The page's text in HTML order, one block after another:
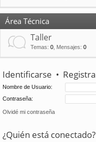
Área Técnica
Taller
Temas: 0 Mensajes: 0
Identificarse •
Nombre de Usuario:
Contraseña:
Olvidé mi contraseña
¿Quién está conectado?